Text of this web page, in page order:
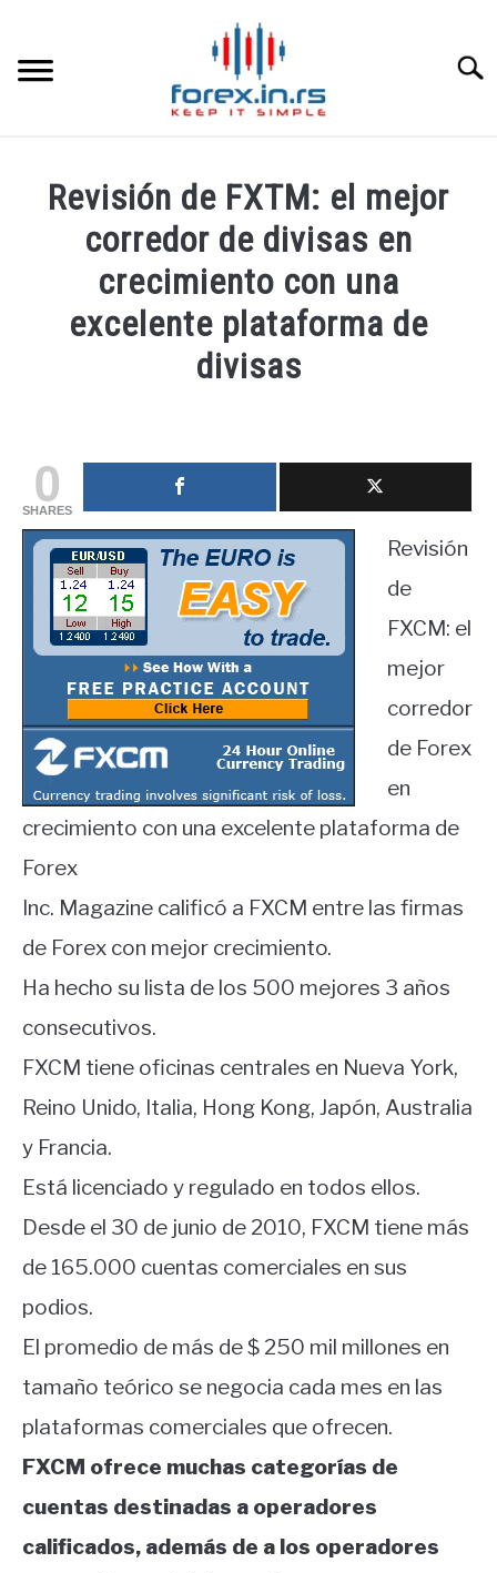
content
HOME ESPAÑOLA
LOS MEJORES CORREDORES DE DIVISAS
CONTACT
Revisión de FXTM: el mejor
corredor de divisas en
crecimiento con una
excelente plataforma de
divisas
in
Educación
financiera
0
SHARES
Revisión
de
FXCM: el
mejor
corredor
de Forex
en
crecimiento con una excelente plataforma de
Forex
Inc. Magazine calificó a FXCM entre las firmas
de Forex con mejor crecimiento.
Ha hecho su lista de los 500 mejores 3 años
consecutivos.
FXCM tiene oficinas centrales en Nueva York,
Reino Unido, Italia, Hong Kong, Japón, Australia
y Francia.
Está licenciado y regulado en todos ellos.
Desde el 30 de junio de 2010, FXCM tiene más
de 165.000 cuentas comerciales en sus
podios.
El promedio de más de $ 250 mil millones en
tamaño teórico se negocia cada mes en las
plataformas comerciales que ofrecen.
FXCM ofrece muchas categorías de
cuentas destinadas a operadores
calificados, además de a los operadores